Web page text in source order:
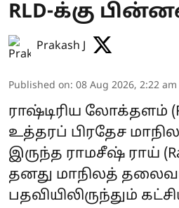
RLD-க்கு
Prakash J
Published on: 08 Aug 2026, 2:22 am
ராஷ்டிரிய லோக்தளம்
உத்தரப் பிரதேச
இருந்த ராமசீஷ் ராய்
தனது மாநிலத்
பதவியிலிருந்தும்